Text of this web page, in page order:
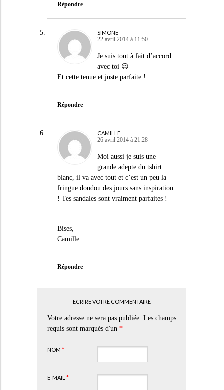
Répondre
SIMONE
22 avril 2014 à 11:50
Je suis tout à fait d’accord
avec toi 😉
Et cette tenue et juste parfaite !
Répondre
CAMILLE
26 avril 2014 à 21:28
Moi aussi je suis une
grande adepte du tshirt
blanc, il va avec tout et c’est un peu la
fringue doudou des jours sans inspiration
! Tes sandales sont vraiment parfaites !
Bises,
Camille
Répondre
ECRIRE VOTRE COMMENTAIRE
Votre adresse ne sera pas publiée. Les champs
requis sont marqués d'un *
NOM *
E-MAIL *